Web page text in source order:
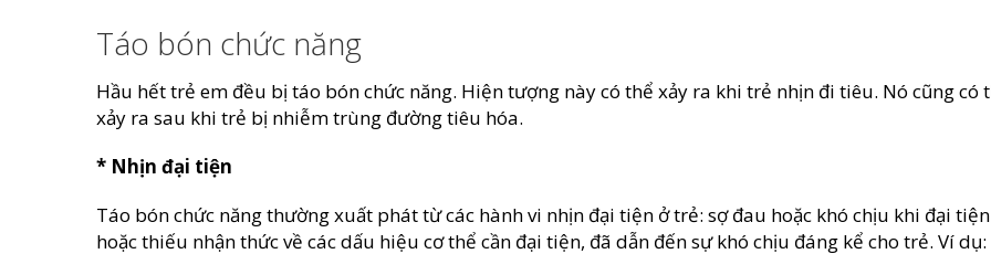
Táo bón chức năng
Hầu hết trẻ em đều bị táo bón chức năng. Hiện tượng này có thể xảy ra khi trẻ nhịn đi tiêu. Nó cũng có
xảy ra sau khi trẻ bị nhiễm trùng đường tiêu hóa.
* Nhịn đại tiện
Táo bón chức năng thường xuất phát từ các hành vi nhịn đại tiện ở trẻ: sợ đau hoặc khó chịu khi đại tiện
hoặc thiếu nhận thức về các dấu hiệu cơ thể cần đại tiện, đã dẫn đến sự khó chịu đáng kể cho trẻ. Ví dụ: